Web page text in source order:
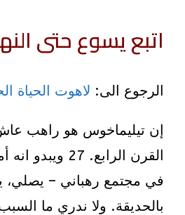
اتبع يسوع حتى
الرجوع الى: لاهوت الحياة
إن تيليماخوس هو راهب
القرن الرابع.
في مجتمع رهباني – يصلي،
بالحديقة. ولا ندري ما